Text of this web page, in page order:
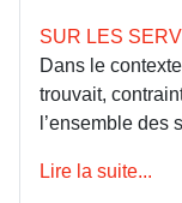
SUR LES
Dans le
trouvait,
l’ensemble des
Lire la suite...